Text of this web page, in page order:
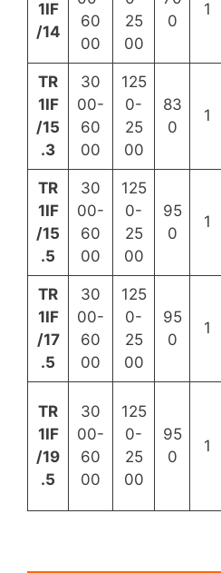
1ΙF
/14
60
00
25
00
0
1
TR
1ΙF
/15
.3
30
00-
60
00
125
0-
25
00
83
0
1
TR
1IF
/15
.5
30
00-
60
00
125
0-
25
00
95
0
1
TR
1IF
/17
.5
30
00-
60
00
125
0-
25
00
95
0
1
TR
1IF
/19
.5
30
00-
60
00
125
0-
25
00
95
0
1